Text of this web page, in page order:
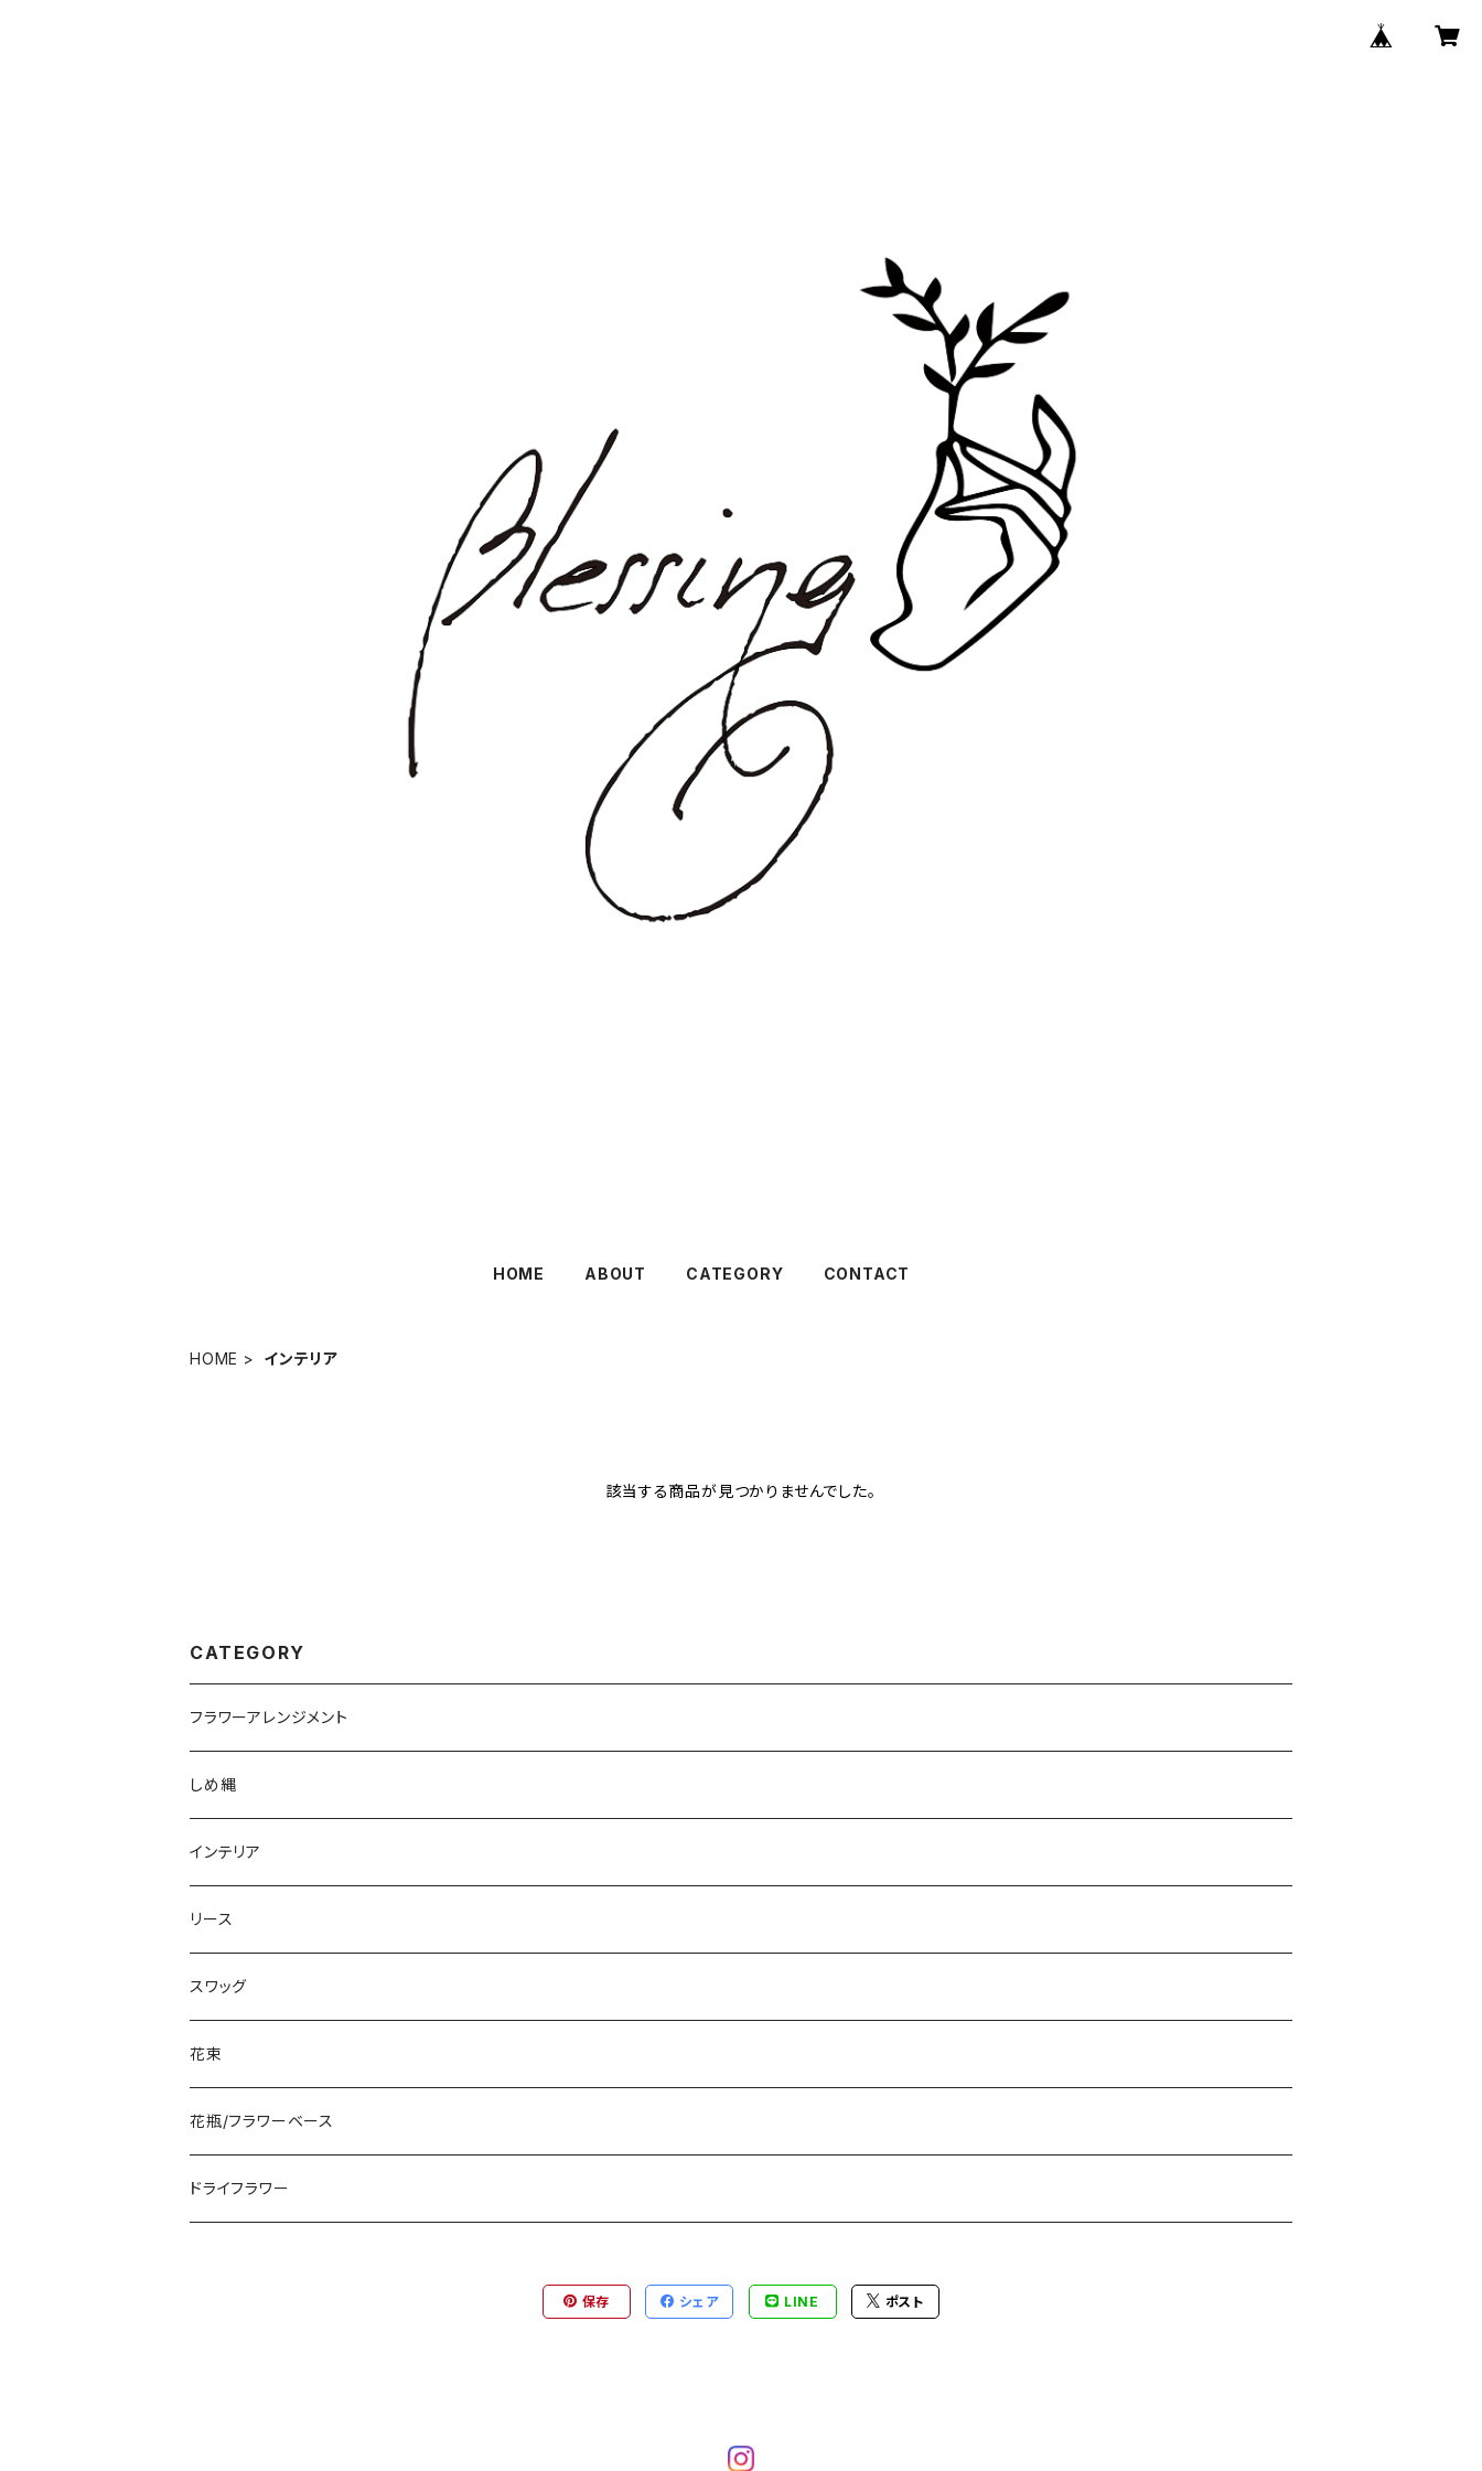
HOME ABOUT CATEGORY CONTACT
HOME インテリア
該当する商品が見つかりませんでした。
CATEGORY
フラワーアレンジメント
しめ縄
インテリア
リース
スワッグ
花束
花瓶/フラワーベース
ドライフラワー
保存 シェア LINE ポスト